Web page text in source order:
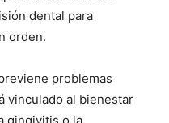
dental para
orden.
problemas
vinculado al bienestar